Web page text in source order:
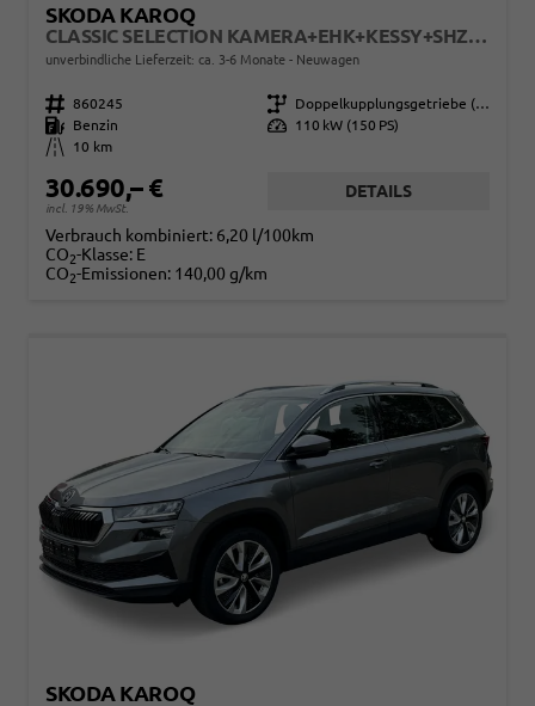
SKODA KAROQ
CLASSIC SELECTION KAMERA+EHK+KESSY+SHZ+SMARTLINK+LED+16" ALU
unverbindliche Lieferzeit: ca. 3-6 Monate Neuwagen
Fahrzeugnr. 860245 Getriebe
Doppelkupplungsgetriebe (DSG)
Kraftstoff
Benzin Leistung
110 kW (150 PS)
Kilometerstand
10 km
30.690,– €
incl. 19% MwSt.
DETAILS
Verbrauch kombiniert: 6,20 l/100km
CO2-Klasse: E
CO2-Emissionen: 140,00 g/km
SKODA KAROQ